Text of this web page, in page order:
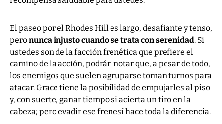
El paseo por el Rhodes Hill es largo, desafiante y tenso,
peronunca injusto cuando se trata con serenidad. Si
ustedes son de la facción frenética que prefiere el
camino de la acción, podrán notar que, a pesar de todo,
los enemigos que suelen agruparse toman turnos para
atacar. Grace tiene la posibilidad de empujarles al piso
y, con suerte, ganar tiempo si acierta un tiro en la
cabeza; pero evadir ese frenesí hace toda la diferencia.